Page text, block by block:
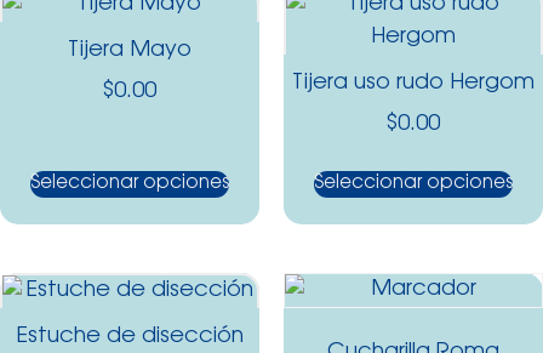
Tijera Mayo
$0.00
Seleccionar opciones
Tijera uso rudo Hergom
$0.00
Seleccionar opciones
Estuche de disección